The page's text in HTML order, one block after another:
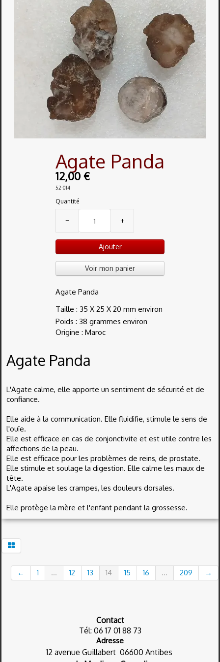
Bagues
Boucles d'oreilles▼
Colliers
▼
Agate Panda
12,00 €
52-014
Quantité
− +
Ajouter
Voir mon panier
Agate Panda
Taille : 35 X 25 X 20 mm environ
Poids : 38 grammes environ
Origine : Maroc
Agate Panda
L'Agate calme, elle apporte un sentiment de sécurité et de
confiance.
Elle aide à la communication. Elle fluidifie, stimule le sens de
l'ouïe.
Elle est efficace en cas de conjonctivite et est utile contre les
affections de la peau.
Elle est efficace pour les problèmes de reins, de prostate.
Elle stimule et soulage la digestion. Elle calme les maux de
tête.
L'Agate apaise les crampes, les douleurs dorsales.
Elle protège la mère et l'enfant pendant la grossesse.
← 1 ... 12 13 14 15 16 ... 209 →
Contact
Tél: 06 17 01 88 73
Adresse
12 avenue Guillabert 06600 Antibes